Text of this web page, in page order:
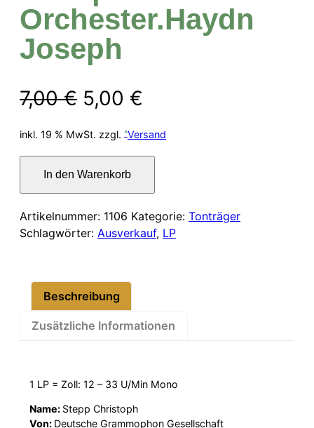
Orchester.Haydn
Joseph
7,00€ Ursprünglicher
Preis
war:
7,00 €
5,00 €
Preis
ist:
5,00 €.
inkl. 19 % MwSt. zzgl. Versand
Trompete
und
Orchester.Haydn
In den Warenkorb
Artikelnummer: 1106 Kategorie: Tonträger
Schlagwörter: Ausverkauf, LP
Beschreibung
Zusätzliche Informationen
1 LP = Zoll: 12 – 33 U/Min Mono
Name: Stepp Christoph
Von: Deutsche Grammophon Gesellschaft